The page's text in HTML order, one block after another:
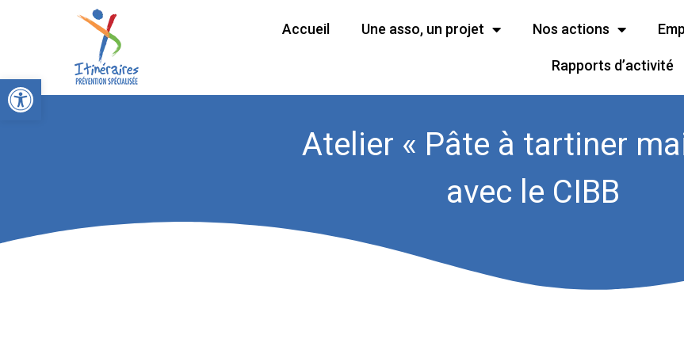
Ouvrir la barre d’outils
Accueil Une asso, un projet Nos actions
Rapports d’activité
Atelier « Pâte à tartiner
avec le CIBB